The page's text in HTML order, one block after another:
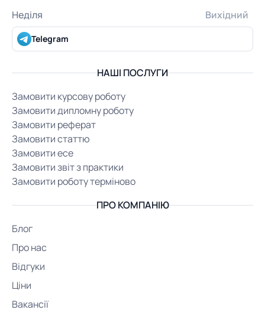
НАШІ ПОСЛУГИ
Замовити курсову роботу
Замовити дипломну роботу
Замовити реферат
Замовити статтю
Замовити есе
Замовити звіт з практики
Замовити роботу терміново
ПРО КОМПАНІЮ
Блог
Про нас
Відгуки
Ціни
Вакансії
Неділя
Вихідний
Telegram